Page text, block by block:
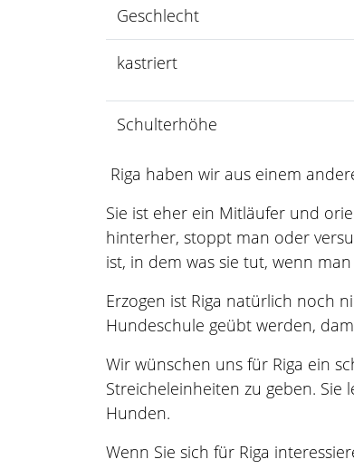
Geschlecht
kastriert
Schulterhöhe
Riga haben wir aus einem
Sie ist eher ein Mitläufer und
hinterher, stoppt man oder
ist, in dem was sie tut, wenn
Erzogen ist Riga natürlich noch
Hundeschule geübt werden,
Wir wünschen uns für Riga ein
Streicheleinheiten zu geben.
Hunden.
Wenn Sie sich für Riga